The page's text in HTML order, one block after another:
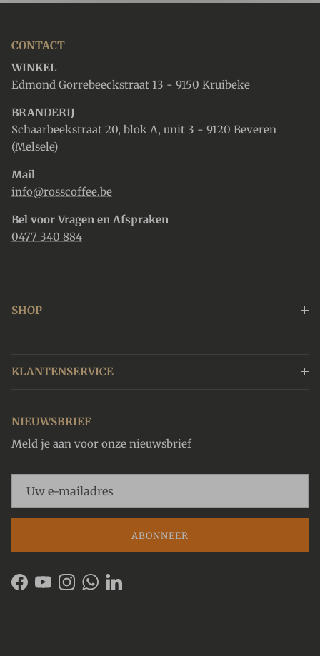
CONTACT
WINKEL
Edmond Gorrebeeckstraat 13 - 9150 Kruibeke
BRANDERIJ
Schaarbeekstraat 20, blok A, unit 3 - 9120 Beveren
(Melsele)
Mail
info@rosscoffee.be
Bel voor Vragen en Afspraken
0477 340 884
SHOP
KLANTENSERVICE
NIEUWSBRIEF
Meld je aan voor onze nieuwsbrief
ABONNEER
Facebook
YouTubeInstagram
WhatsApp
LinkedIn